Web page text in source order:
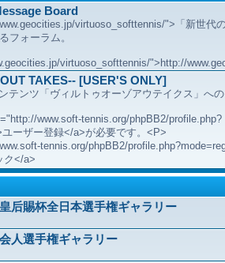
Board
virtuoso_softtennis/">「新世代
フォーラム。
virtuoso_softtennis/">http://
TAKES-- [USER'S ONLY]
テンツ「ヴィルトゥオーゾアウテイクス」へ
www.soft-tennis.org/phpBB2/profile.php?
ーザー登録</a>が必要です。<P>
tennis.org/phpBB2/
ク</a>
后賜杯全日本選手権ギャラリー
人選手権ギャラリー